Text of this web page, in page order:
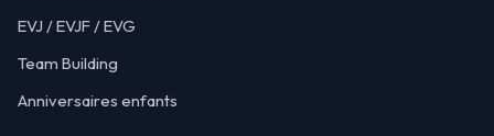
EVJ / EVJF / EVG
Team Building
Anniversaires enfants